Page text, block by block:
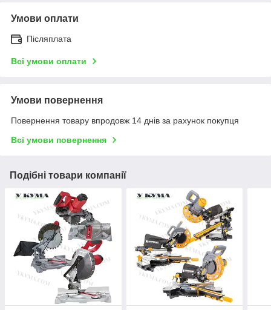
Умови оплати
Післяплата
Всі умови оплати
Умови повернення
Повернення товару впродовж 14 днів за рахунок покупця
Всі умови повернення
Подібні товари компанії